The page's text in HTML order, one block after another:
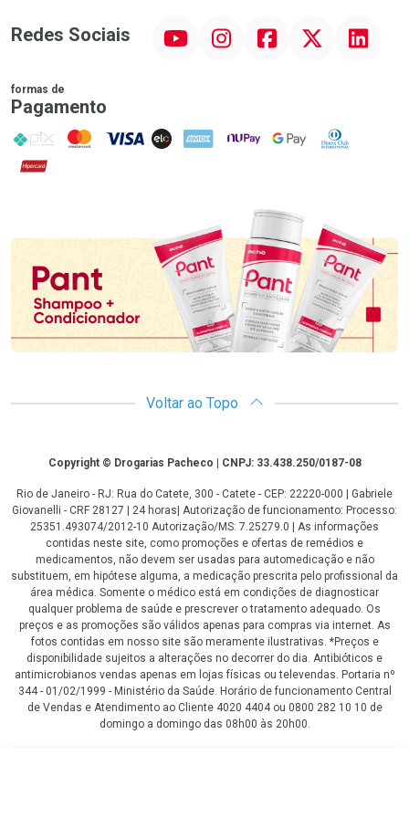
Redes Sociais InstagramFacebookTwitter Linkedin
formas de
Pagamento
PIX MasterCard
VISA ELO AMEX NuPay Google PayDiners Club
Hipercard
Promoção em Destaque
Voltar ao Topo
CopyrightCopyright © Drogarias Pacheco | CNPJ: 33.438.250/0187-08
Rio de Janeiro - RJ: Rua do Catete, 300 - Catete - CEP: 22220-000 | Gabriele
Giovanelli - CRF 28127 | 24 horas| Autorização de funcionamento: Processo:
25351.493074/2012-10 Autorização/MS: 7.25279.0 | As informações
contidas neste site, como promoções e ofertas de remédios e
medicamentos, não devem ser usadas para automedicação e não
substituem, em hipótese alguma, a medicação prescrita pelo profissional da
área médica. Somente o médico está em condições de diagnosticar
qualquer problema de saúde e prescrever o tratamento adequado. Os
preços e as promoções são válidos apenas para compras via internet. As
fotos contidas em nosso site são meramente ilustrativas. *Preços e
disponibilidade sujeitos a alterações no decorrer do dia. Antibióticos e
antimicrobianos vendas apenas em lojas físicas ou televendas. Portaria nº
344 - 01/02/1999 - Ministério da Saúde. Horário de funcionamento Central
de Vendas e Atendimento ao Cliente 4020 4404 ou 0800 282 10 10 de
domingo a domingo das 08h00 às 20h00.